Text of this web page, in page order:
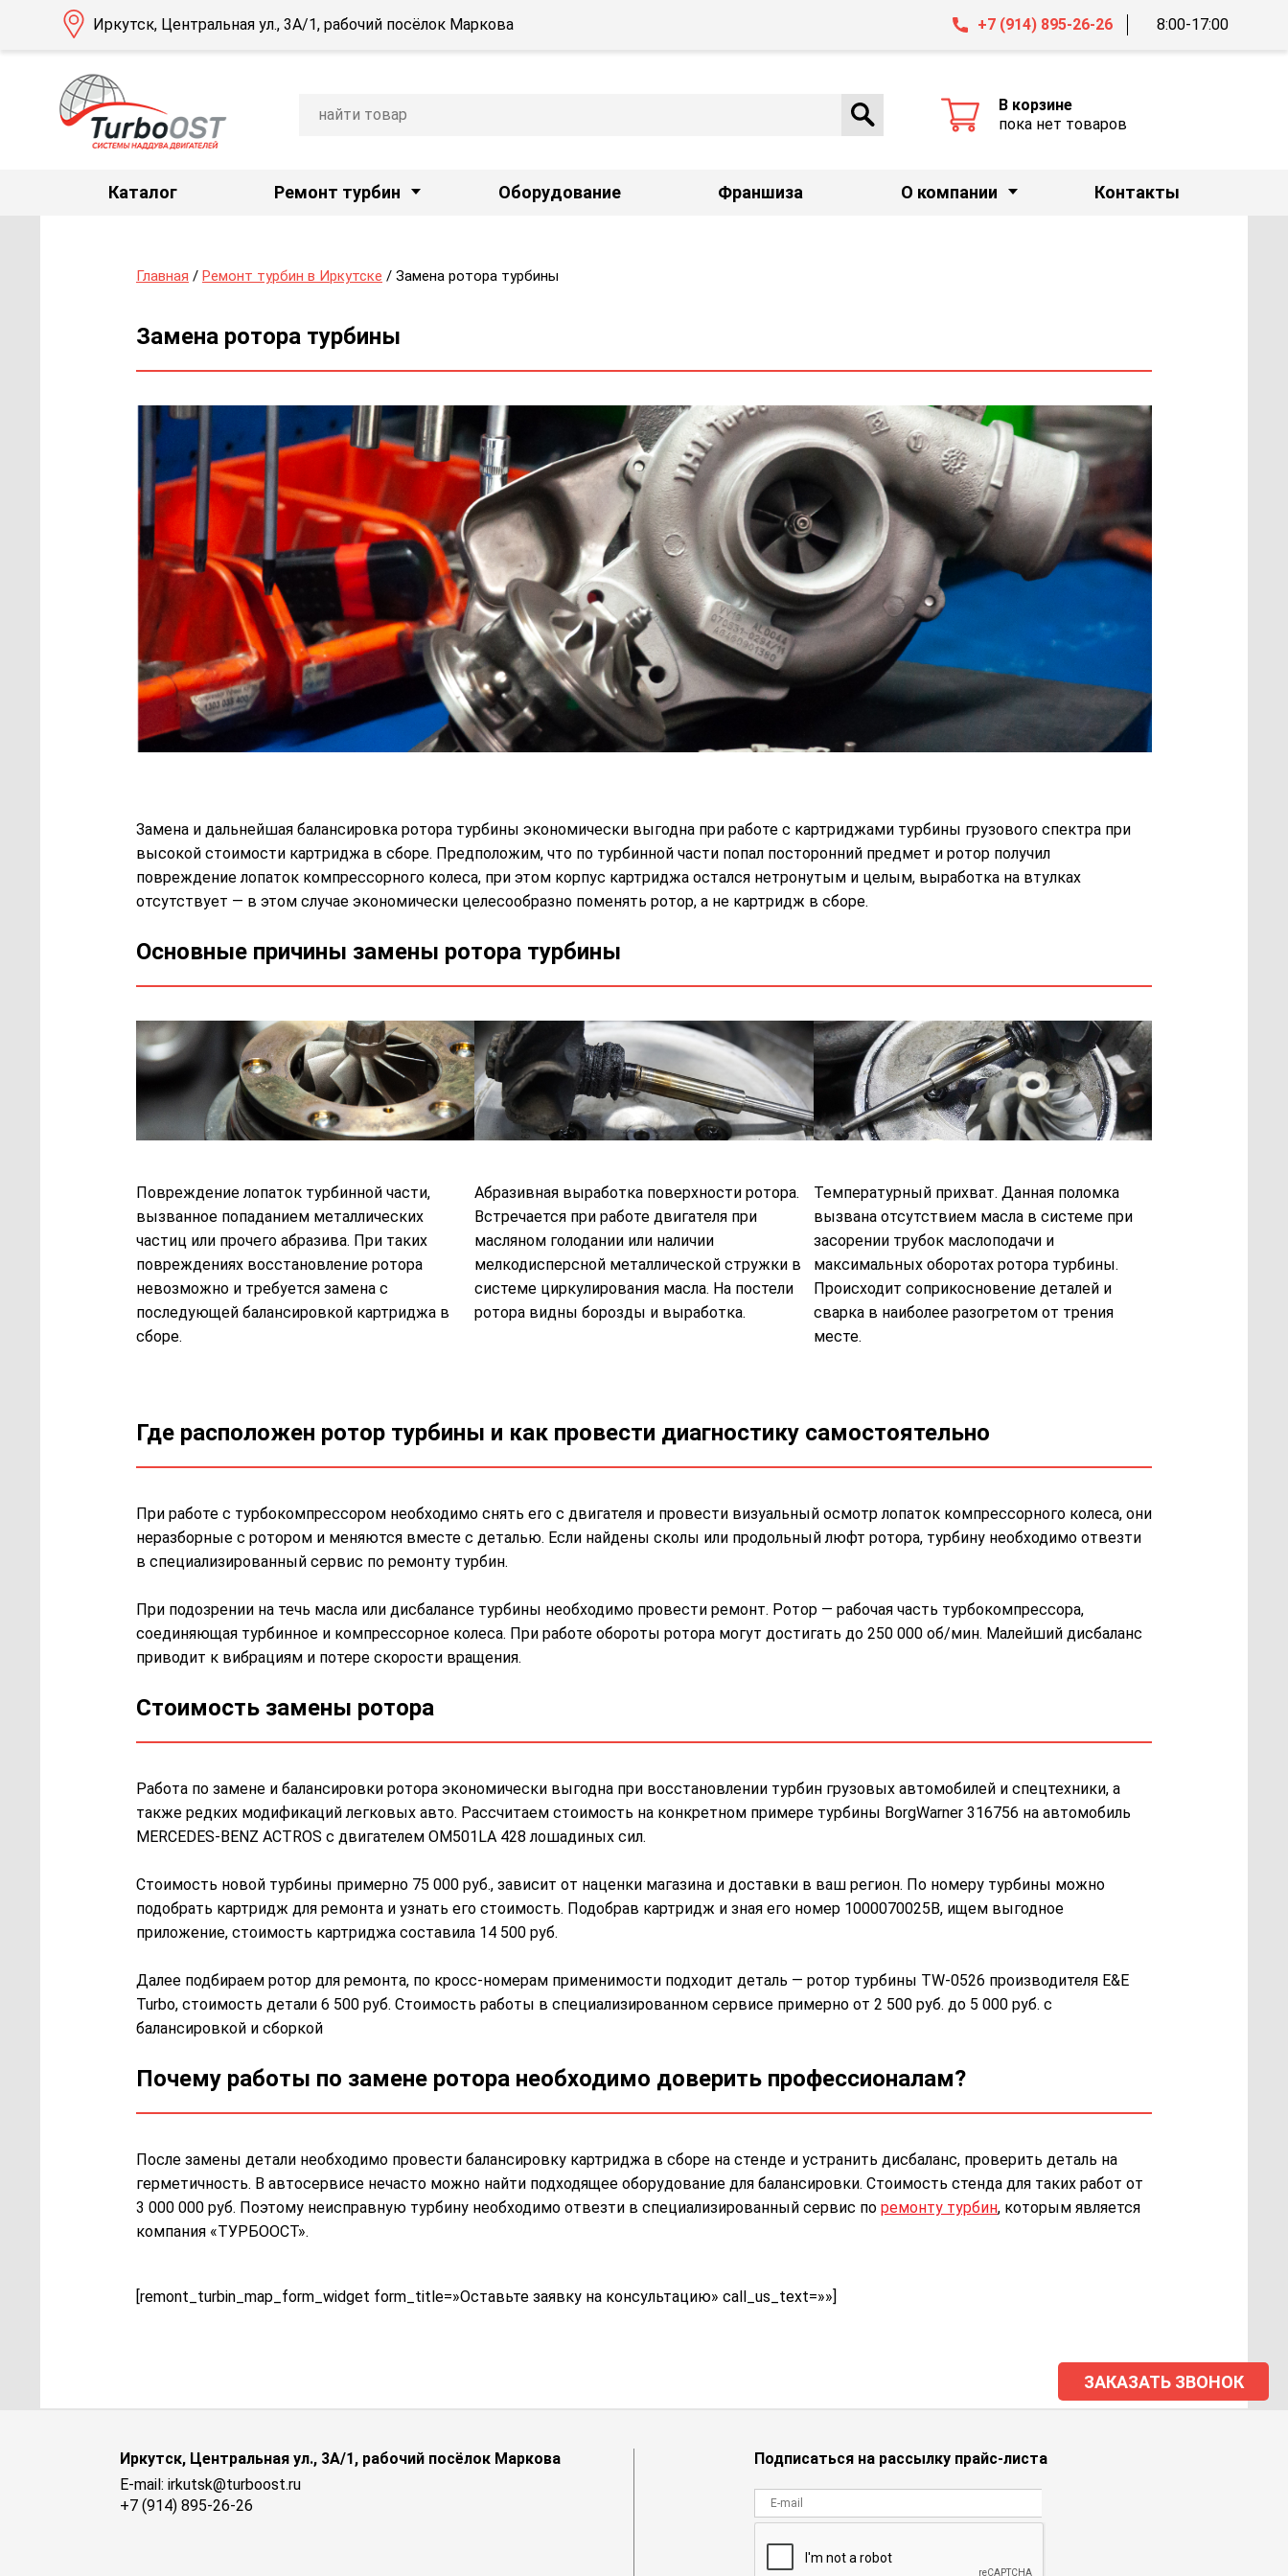
Каталог Ремонт турбин Оборудование Франшиза О компании Контакты
Иркутск, Центральная ул., 3А/1, рабочий посёлок Маркова +7 (914) 895-26-26 8:00-17:00
В корзине
пока нет товаров
Главная / Ремонт турбин в Иркутске / Замена ротора турбины
Замена ротора турбины
Замена и дальнейшая балансировка ротора турбины экономически выгодна при работе с картриджами турбины грузового спектра при
высокой стоимости картриджа в сборе. Предположим, что по турбинной части попал посторонний предмет и ротор получил
повреждение лопаток компрессорного колеса, при этом корпус картриджа остался нетронутым и целым, выработка на втулках
отсутствует — в этом случае экономически целесообразно поменять ротор, а не картридж в сборе.
Основные причины замены ротора турбины
Повреждение лопаток турбинной части,
вызванное попаданием металлических
частиц или прочего абразива. При таких
повреждениях восстановление ротора
невозможно и требуется замена с
последующей балансировкой картриджа в
сборе.
Абразивная выработка поверхности ротора.
Встречается при работе двигателя при
масляном голодании или наличии
мелкодисперсной металлической стружки в
системе циркулирования масла. На постели
ротора видны борозды и выработка.
Температурный прихват. Данная поломка
вызвана отсутствием масла в системе при
засорении трубок маслоподачи и
максимальных оборотах ротора турбины.
Происходит соприкосновение деталей и
сварка в наиболее разогретом от трения
месте.
Где расположен ротор турбины и как провести диагностику самостоятельно
При работе с турбокомпрессором необходимо снять его с двигателя и провести визуальный осмотр лопаток компрессорного колеса, они
неразборные с ротором и меняются вместе с деталью. Если найдены сколы или продольный люфт ротора, турбину необходимо отвезти
в специализированный сервис по ремонту турбин.
При подозрении на течь масла или дисбалансе турбины необходимо провести ремонт. Ротор — рабочая часть турбокомпрессора,
соединяющая турбинное и компрессорное колеса. При работе обороты ротора могут достигать до 250 000 об/мин. Малейший дисбаланс
приводит к вибрациям и потере скорости вращения.
Стоимость замены ротора
Работа по замене и балансировки ротора экономически выгодна при восстановлении турбин грузовых автомобилей и спецтехники, а
также редких модификаций легковых авто. Рассчитаем стоимость на конкретном примере турбины BorgWarner 316756 на автомобиль
MERCEDES-BENZ ACTROS с двигателем OM501LA 428 лошадиных сил.
Стоимость новой турбины примерно 75 000 руб., зависит от наценки магазина и доставки в ваш регион. По номеру турбины можно
подобрать картридж для ремонта и узнать его стоимость. Подобрав картридж и зная его номер 1000070025B, ищем выгодное
приложение, стоимость картриджа составила 14 500 руб.
Далее подбираем ротор для ремонта, по кросс-номерам применимости подходит деталь — ротор турбины TW-0526 производителя E&E
Turbo, стоимость детали 6 500 руб. Стоимость работы в специализированном сервисе примерно от 2 500 руб. до 5 000 руб. с
балансировкой и сборкой
Почему работы по замене ротора необходимо доверить профессионалам?
После замены детали необходимо провести балансировку картриджа в сборе на стенде и устранить дисбаланс, проверить деталь на
герметичность. В автосервисе нечасто можно найти подходящее оборудование для балансировки. Стоимость стенда для таких работ от
3 000 000 руб. Поэтому неисправную турбину необходимо отвезти в специализированный сервис по ремонту турбин, которым является
компания «ТУРБООСТ».
[remont_turbin_map_form_widget form_title=»Оставьте заявку на консультацию» call_us_text=»»]
ЗАКАЗАТЬ ЗВОНОК
Иркутск, Центральная ул., 3А/1, рабочий посёлок Маркова
E-mail: irkutsk@turboost.ru
+7 (914) 895-26-26
Подписаться на рассылку прайс-листа